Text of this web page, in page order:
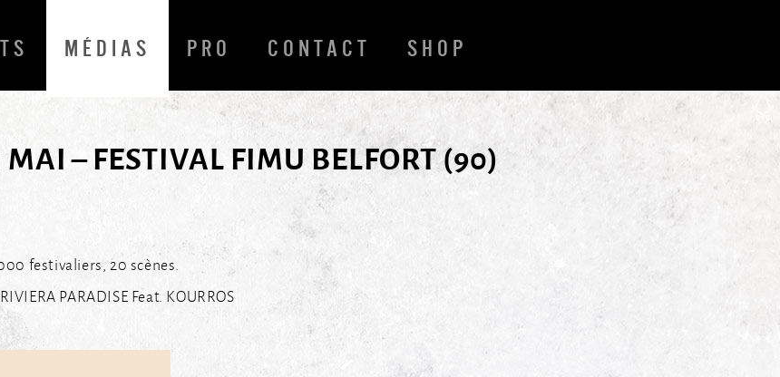
MÉDIAS PRO CONTACT SHOP
MAI – FESTIVAL FIMU BELFORT (90)
festivaliers, 20 scènes.
PARADISE Feat. KOURROS